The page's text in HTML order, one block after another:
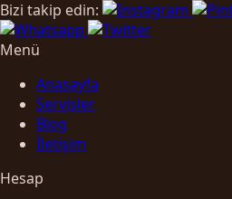
Bizi takip edin:
Menü
Anasayfa
Servisler
Blog
İletişim
Hesap